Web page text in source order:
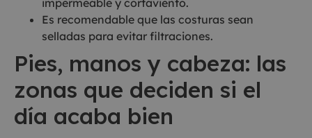
Es recomendable que las costuras sean
selladas para evitar filtraciones.
Pies, manos y cabeza: las
zonas que deciden si el
día acaba bien